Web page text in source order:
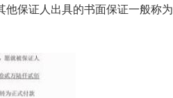
保证人出具的书面保证一般称